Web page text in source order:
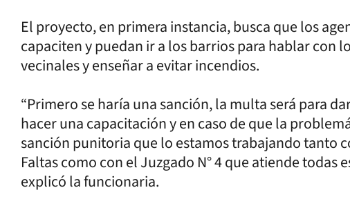
El proyecto, en primera instancia, busca que los
capaciten y puedan ir a los barrios para hablar con
vecinales y enseñar a evitar incendios.
“Primero se haría una sanción, la multa será para
hacer una capacitación y en caso de que la
sanción punitoria que lo estamos trabajando tanto
Faltas como con el Juzgado N° 4 que atiende todas
explicó la funcionaria.